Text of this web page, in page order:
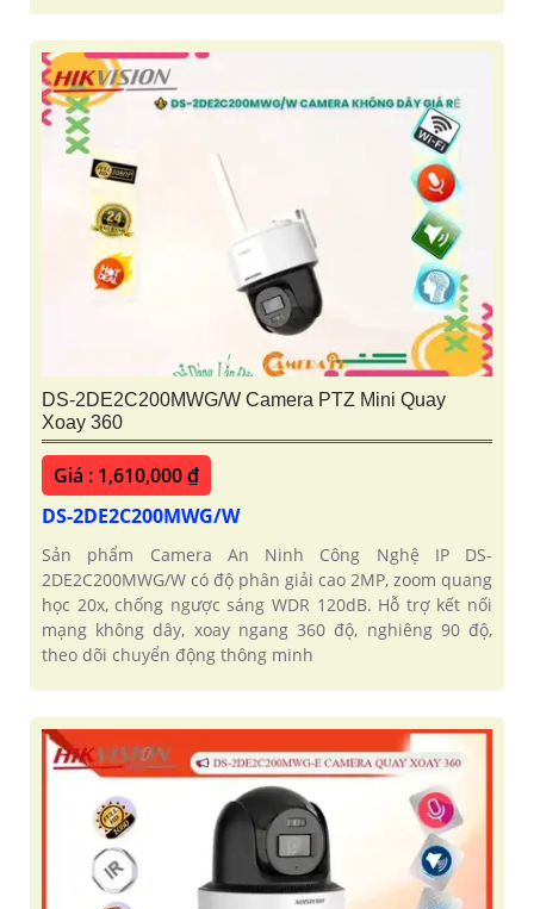
DS-2DE2C200MWG/W Camera PTZ Mini Quay
Xoay 360
Giá : 1,610,000 ₫
DS-2DE2C200MWG/W
Sản phẩm Camera An Ninh Công Nghệ IP DS-
2DE2C200MWG/W có độ phân giải cao 2MP, zoom quang
học 20x, chống ngược sáng WDR 120dB. Hỗ trợ kết nối
mạng không dây, xoay ngang 360 độ, nghiêng 90 độ,
theo dõi chuyển động thông minh